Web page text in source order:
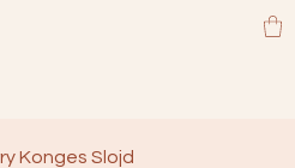
Konges Slojd